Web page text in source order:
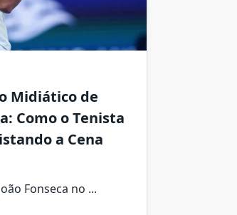
Midiático de
Como o Tenista
a Cena
Fonseca no ...